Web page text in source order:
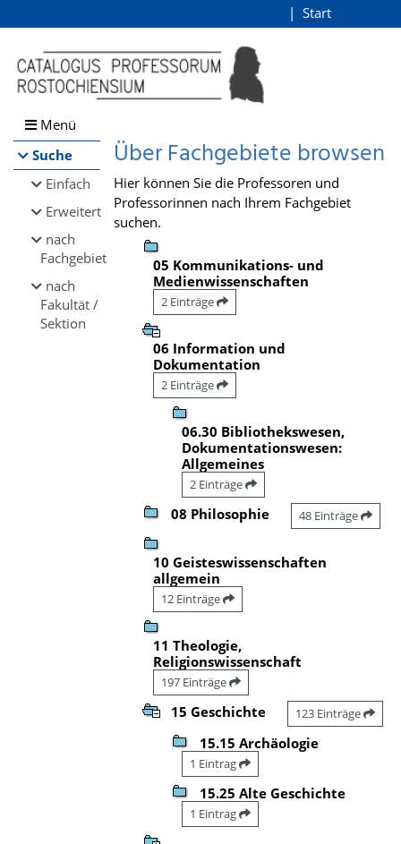
Browsen
direkt zum Inhalt
Start
Menü
Suche
Einfach
Erweitert
nach
Fachgebiet
nach
Fakultät /
Sektion
Über Fachgebiete browsen
Hier können Sie die Professoren und
Professorinnen nach Ihrem Fachgebiet
suchen.
05 Kommunikations- und
Medienwissenschaften
2 Einträge
06 Information und
Dokumentation
2 Einträge
06.30 Bibliothekswesen,
Dokumentationswesen:
Allgemeines
2 Einträge
08 Philosophie 48 Einträge
10 Geisteswissenschaften
allgemein
12 Einträge
11 Theologie,
Religionswissenschaft
197 Einträge
15 Geschichte 123 Einträge
15.15 Archäologie
1 Eintrag
15.25 Alte Geschichte
1 Eintrag